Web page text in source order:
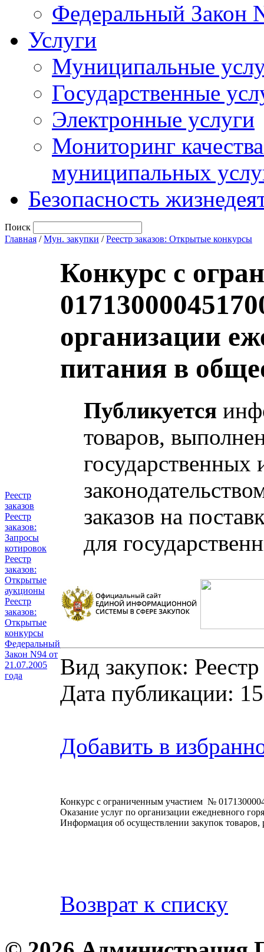
Федеральный Закон
Услуги
Муниципальные
Государственные
Электронные услуги
Мониторинг
муниципальных
Безопасность
Поиск
Главная /Мун. закупки /Реестр заказов: Открытые конкурсы
Реестр
заказов
Реестр
заказов:
Запросы
котировок
Реестр
заказов:
Открытые
аукционы
Реестр
заказов:
Открытые
конкурсы
Федеральный
Закон N94 от
21.07.2005
года
Конкурс с
организации
питания в
Публикуется
товаров,
заказов на
для
Вид закупок:
Дата публикации:
Добавить в
Конкурс с ограниченным участием №
Оказание услуг по организации ежедневного
Информация об осуществлении закупок
Возврат к списку